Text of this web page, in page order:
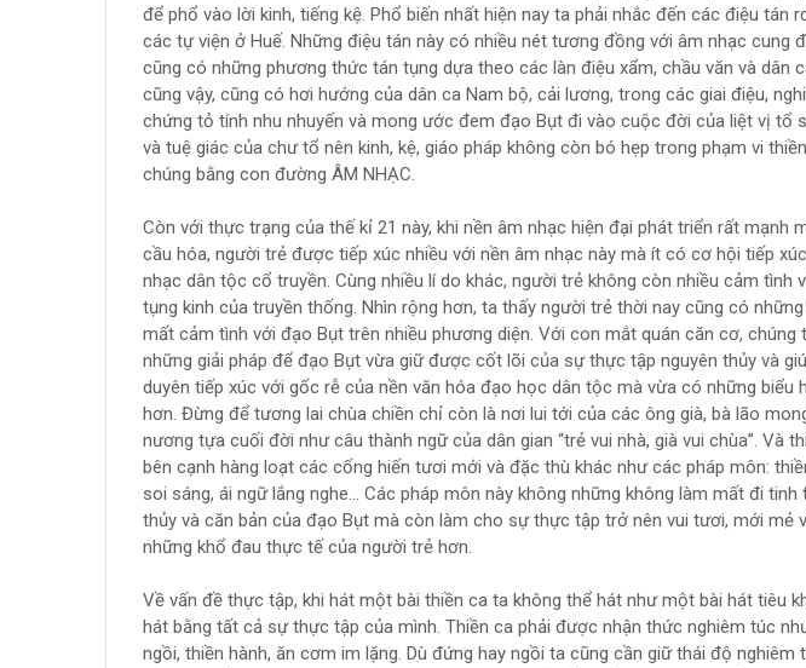
để phổ vào lời kinh, tiếng kệ. Phổ biến nhất hiện nay ta phải nhắc đến các điệu tán
các tự viện ở Huế. Những điệu tán này có nhiều nét tương đồng với âm nhạc cung
cũng có những phương thức tán tụng dựa theo các làn điệu xẩm, chầu văn và dân
cũng vậy, cũng có hơi hướng của dân ca Nam bộ, cải lương, trong các giai điệu,
chứng tỏ tính nhu nhuyến và mong ước đem đạo Bụt đi vào cuộc đời của liệt vị tổ
và tuệ giác của chư tổ nên kinh, kệ, giáo pháp không còn bó hẹp trong phạm vi
chúng bằng con đường ÂM NHẠC.
Còn với thực trạng của thế kỉ 21 này, khi nền âm nhạc hiện đại phát triển rất mạnh
cầu hóa, người trẻ được tiếp xúc nhiều với nền âm nhạc này mà ít có cơ hội tiếp
nhạc dân tộc cổ truyền. Cùng nhiều lí do khác, người trẻ không còn nhiều cảm tình
tụng kinh của truyền thống. Nhìn rộng hơn, ta thấy người trẻ thời nay cũng có
mất cảm tình với đạo Bụt trên nhiều phương diện. Với con mắt quán căn cơ,
những giải pháp để đạo Bụt vừa giữ được cốt lõi của sự thực tập nguyên thủy và
duyên tiếp xúc với gốc rễ của nền văn hóa đạo học dân tộc mà vừa có những biểu
hơn. Đừng để tương lai chùa chiền chỉ còn là nơi lui tới của các ông già, bà lão
nương tựa cuối đời như câu thành ngữ của dân gian “trẻ vui nhà, già vui chùa”. Và
bên cạnh hàng loạt các cống hiến tươi mới và đặc thù khác như các pháp môn:
soi sáng, ái ngữ lắng nghe… Các pháp môn này không những không làm mất đi tinh
thủy và căn bản của đạo Bụt mà còn làm cho sự thực tập trở nên vui tươi, mới mẻ
những khổ đau thực tế của người trẻ hơn.
Về vấn đề thực tập, khi hát một bài thiền ca ta không thể hát như một bài hát tiêu
hát bằng tất cả sự thực tập của mình. Thiền ca phải được nhận thức nghiêm túc
ngồi, thiền hành, ăn cơm im lặng. Dù đứng hay ngồi ta cũng cần giữ thái độ nghiêm